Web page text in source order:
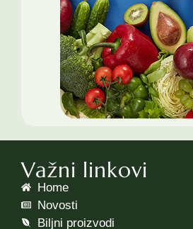
Važni linkovi
Home
Novosti
Biljni proizvodi